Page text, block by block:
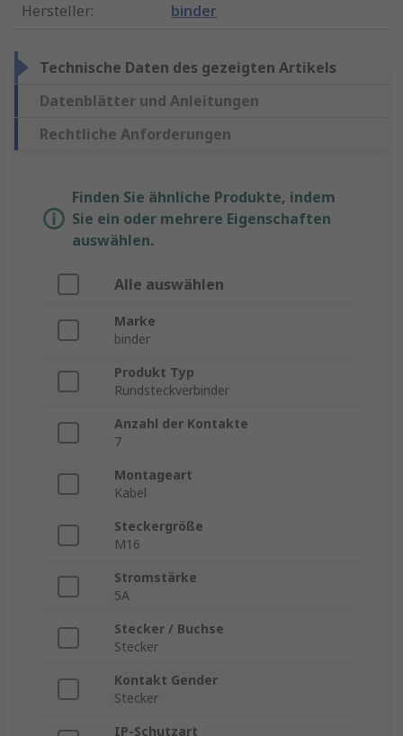
Hersteller: binder
Technische Daten des gezeigten Artikels
Datenblätter und Anleitungen
Rechtliche Anforderungen
Finden Sie ähnliche Produkte, indem
Sie ein oder mehrere Eigenschaften
auswählen.
Alle auswählen
Marke
binder
Produkt Typ
Rundsteckverbinder
Anzahl der Kontakte
7
Montageart
Kabel
Steckergröße
M16
Stromstärke
5A
Stecker / Buchse
Stecker
Kontakt Gender
Stecker
IP-Schutzart